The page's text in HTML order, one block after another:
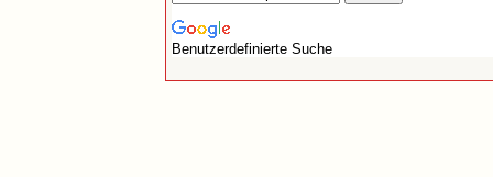
Benutzerdefinierte Suche